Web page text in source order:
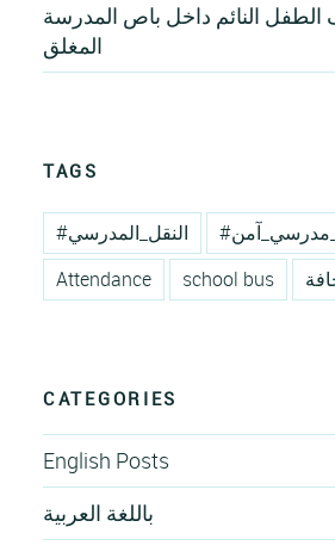
الطفل النائم داخل باص المدرسة
المغلق
TAGS
#النقل_المدرسي
Attendance
school bus
CATEGORIES
English Posts
باللغة العربية